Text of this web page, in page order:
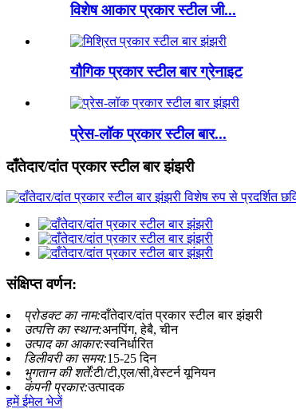
विशेष आकार प्रकार स्टील जी...
यौगिक प्रकार स्टील बार ग्रेनाइट
प्रेस-लॉक प्रकार स्टील बार...
दाँतेदार/दांत प्रकार स्टील बार झंझरी
संक्षिप्त वर्णन:
प्रोडक्ट का नाम:दाँतेदार/दांत प्रकार स्टील बार झंझरी
उत्पत्ति का स्थान:अनपिंग, हेबै, चीन
उत्पाद का आकार:स्वनिर्धारित
डिलीवरी का समय:15-25 दिन
भुगतान की शर्तें:टी/टी,एल/सी,वेस्टर्न यूनियन
कंपनी प्रकार:उत्पादक
हमें ईमेल भेजें